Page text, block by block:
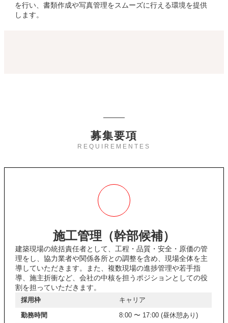
を行い、書類作成や写真管理をスムーズに行える環境を提供
します。
募集要項
REQUIREMENTES
施工管理（幹部候補）
建築現場の統括責任者として、工程・品質・安全・原価の管
理をし、協力業者や関係各所との調整を含め、現場全体を主
導していただきます。また、複数現場の進捗管理や若手指
導、施主折衝など、会社の中核を担うポジションとしての役
割を担っていただきます。
採用枠 キャリア
勤務時間 8:00 〜 17:00 (昼休憩あり)